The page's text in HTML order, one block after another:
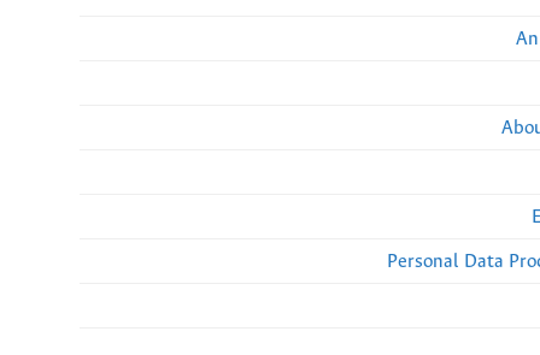
Personal Data